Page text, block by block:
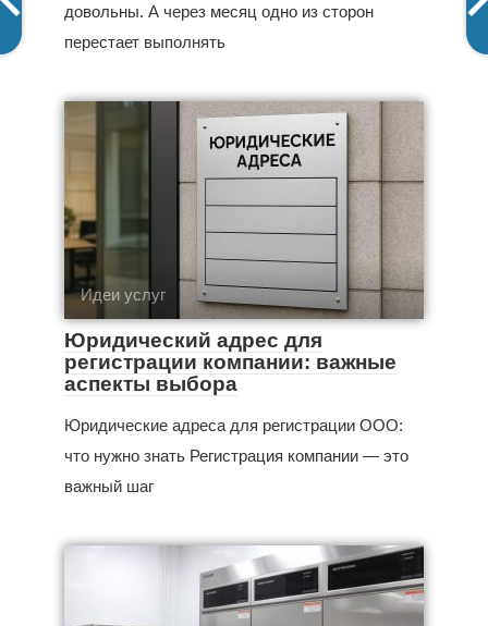
довольны. А через месяц одно из сторон
перестает выполнять
Идеи услуг
Юридический адрес для
регистрации компании: важные
аспекты выбора
Юридические адреса для регистрации ООО:
что нужно знать Регистрация компании — это
важный шаг